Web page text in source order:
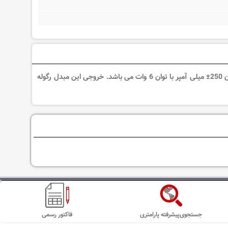
آی سی MIW4126 یک مبدل DC به DC با ورودی 24 ولت و خروجی دوبل 12± ولت و جریان 250± میلی آمپر با توان 6 وات می باشد. خروجی این مبدل رگوله
فاکتور رسمی جستجوی‌پیشرفته پارامتری